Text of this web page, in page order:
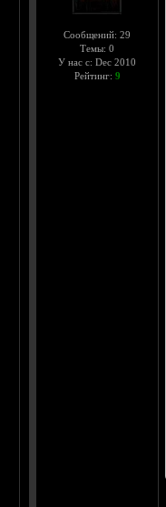
Сообщений: 29
Темы: 0
У нас с: Dec 2010
Рейтинг: 9